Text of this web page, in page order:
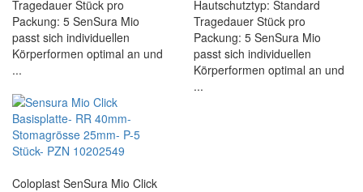
Tragedauer Stück pro
Packung: 5 SenSura Mio
passt sich individuellen
Körperformen optimal an und
...
Hautschutztyp: Standard
Tragedauer Stück pro
Packung: 5 SenSura Mio
passt sich individuellen
Körperformen optimal an und
...
Coloplast SenSura Mio Click